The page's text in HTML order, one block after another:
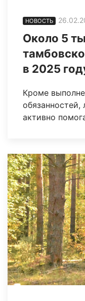
НОВОСТЬ
Около 5
в 2025
Кроме
обязанностей,
активно